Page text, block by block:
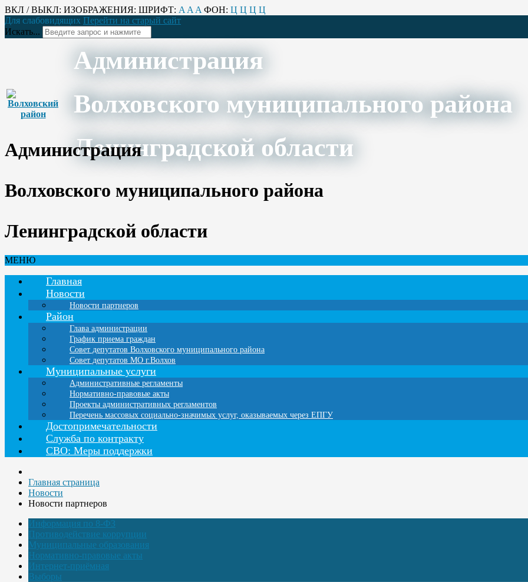
ВКЛ / ВЫКЛ: ИЗОБРАЖЕНИЯ: ШРИФТ: A A A ФОН: Ц Ц Ц Ц
Для слабовидящих Перейти на старый сайт
Искать...
Администрация
Волховского муниципального района
Ленинградской области
Администрация
Волховского муниципального района
Ленинградской области
МЕНЮ
Главная
Новости
Новости партнеров
Район
Глава администрации
График приема граждан
Совет депутатов Волховского муниципального района
Совет депутатов МО г.Волхов
Муниципальные услуги
Административные регламенты
Нормативно-правовые акты
Проекты административных регламентов
Перечень массовых социально-значимых услуг, оказываемых через ЕПГУ
Достопримечательности
Служба по контракту
СВО: Меры поддержки
Главная страница
Новости
Новости партнеров
Информация по 8-ФЗ
Противодействие коррупции
Муниципальные образования
Нормативно-правовые акты
Интернет-приёмная
Выборы